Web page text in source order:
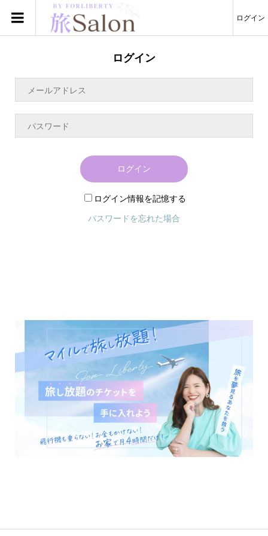
ログイン
ログイン
ログイン
ログイン情報を記憶する
パスワードを忘れた場合